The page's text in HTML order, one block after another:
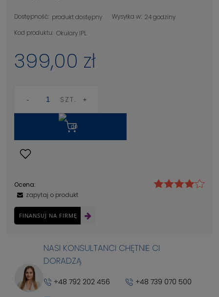
Dostępność: produkt dostępny Wysyłka w: 24 godziny
Kod produktu: Okulary IPL
399,00 zł
SZT.
Ocena:
zapytaj o produkt
FINANSUJ NA FIRMĘ
NASI KONSULTANCI CHĘTNIE CI
DORADZĄ
+48 792 202 456 +48 739 070 500